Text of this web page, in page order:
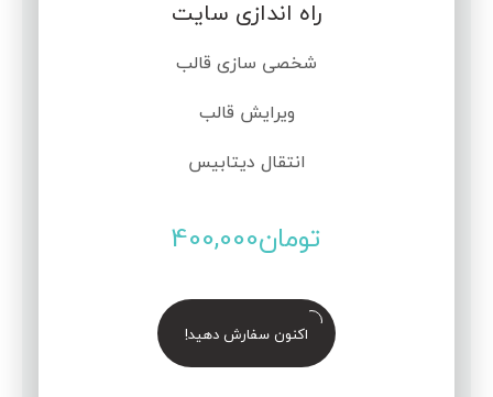
راه اندازی سایت
شخصی سازی قالب
ویرایش قالب
انتقال دیتابیس
تومان400,000
اکنون سفارش دهید!